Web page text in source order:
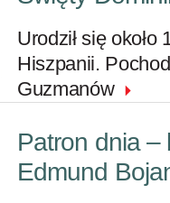
Urodził się
Hiszpanii.
Guzmanów
Patron dnia –
Edmund